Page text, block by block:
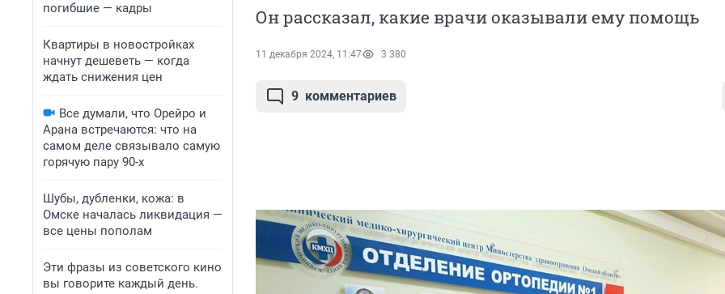
погибшие — кадры
Квартиры в новостройках
начнут дешеветь — когда
ждать снижения цен
Все думали, что Орейро и
Арана встречаются: что на
самом деле связывало самую
горячую пару 90-х
Шубы, дубленки, кожа: в
Омске началась ликвидация —
все цены пополам
Эти фразы из советского кино
вы говорите каждый день.
Он рассказал, какие врачи оказывали ему помощь
11 декабря 2024, 11:47 3 380
9 комментариев